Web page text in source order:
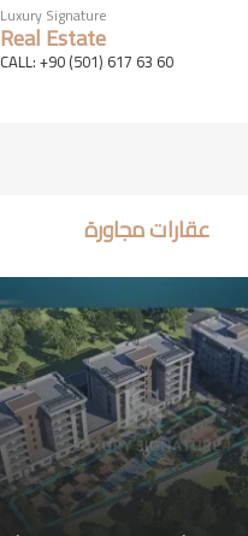
Luxury Signature
Real Estate
CALL: +90 (501) 617 63 60
عقارات مجاورة